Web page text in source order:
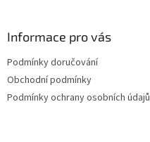
Informace pro vás
Podmínky doručování
Obchodní podmínky
Podmínky ochrany osobních údajů